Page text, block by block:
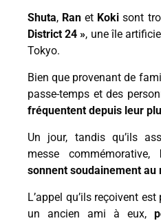
Shuta, Ran et Koki sont
District 24 », une île
Tokyo.
Bien que provenant de
passe-temps et des
fréquentent depuis leur
Un jour, tandis qu’ils
messe commémorative,
sonnent soudainement au
L’appel qu’ils reçoivent
un ancien ami à eux,